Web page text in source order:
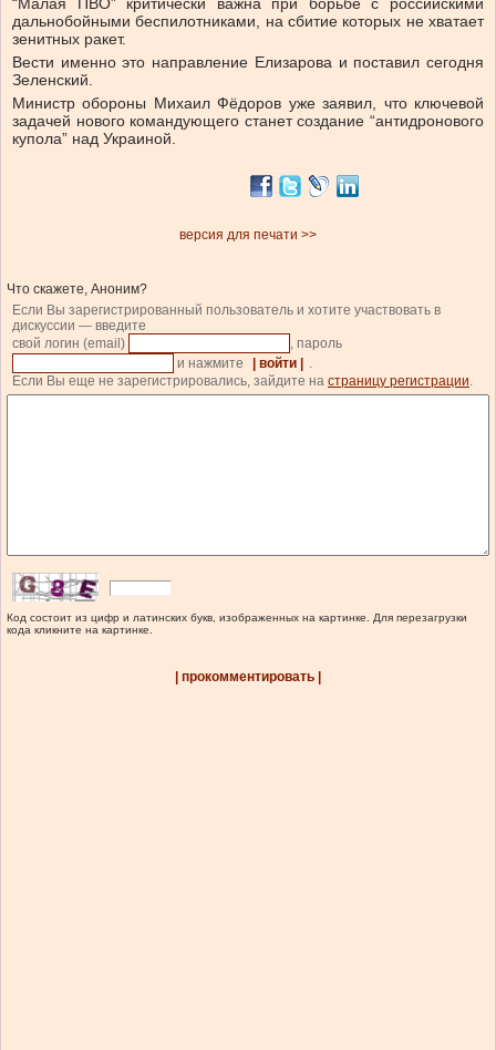
“Малая ПВО” критически важна при борьбе с российскими
дальнобойными беспилотниками, на сбитие которых не хватает
зенитных ракет.
Вести именно это направление Елизарова и поставил сегодня
Зеленский.
Министр обороны Михаил Фёдоров уже заявил, что ключевой
задачей нового командующего станет создание “антидронового
купола” над Украиной.
версия для печати >>
Что скажете, Аноним?
Если Вы зарегистрированный пользователь и хотите участвовать в
дискуссии — введите
свой логин (email)
, пароль
и нажмите
| войти |
.
Если Вы еще не зарегистрировались, зайдите на страницу регистрации.
Код состоит из цифр и латинских букв, изображенных на картинке. Для перезагрузки
кода кликните на картинке.
| прокомментировать |